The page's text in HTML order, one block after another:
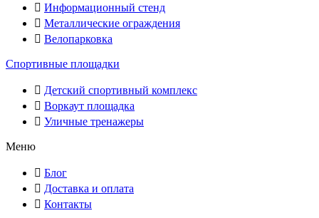
Информационный стенд
Металлические ограждения
Велопарковка
Спортивные площадки
Детский спортивный комплекс
Воркаут площадка
Уличные тренажеры
Меню
Блог
Доставка и оплата
Контакты